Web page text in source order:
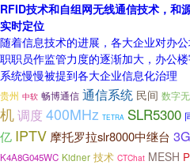
RFID技术和自组网无线通信技术，和
实时定位
随着信息技术的进展，各大企业对办
职职员作监管力度的逐渐加大，办公
系统慢慢被提到各大企业信息化治理
贵州 中软 畅博通信 通信系统 民间 数字
机调度 400MHz TETRA SLR5300
亿 IPTV 摩托罗拉slr8000中继台
K4A8G045WC Kidner 技术 CTChat MESH